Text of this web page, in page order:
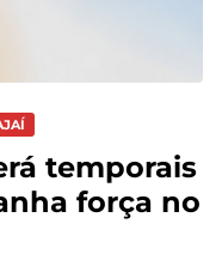
temporais
força no